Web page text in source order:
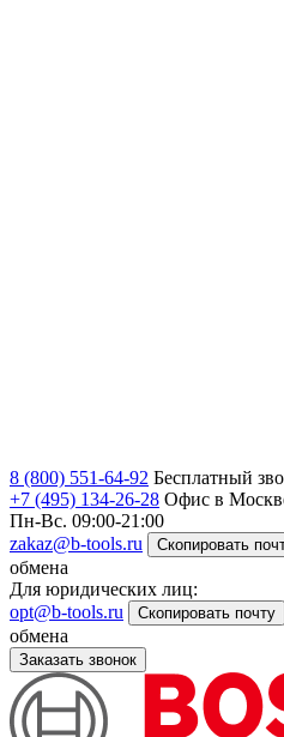
8 (800) 551-64-92 Бесплатный
+7 (495) 134-26-28 Офис в
Пн-Вс. 09:00-21:00
zakaz@b-tools.ru
Скопировать
обмена
Для юридических лиц:
opt@b-tools.ru
Скопировать почту
обмена
Заказать звонок